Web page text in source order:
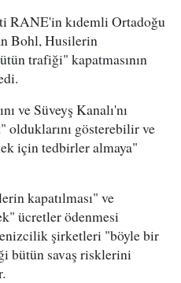
RANE'in kıdemli Ortadoğu
Bohl, Husilerin
trafiği" kapatmasının
ve Süveyş Kanalı'nı
olduklarını gösterebilir ve
için tedbirler almaya"
kapatılması" ve
ücretler ödenmesi
şirketleri "böyle bir
bütün savaş risklerini